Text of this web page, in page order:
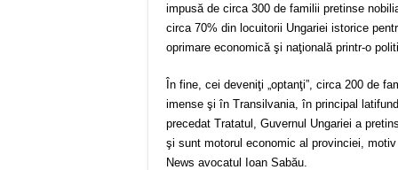
impusă de circa 300 de familii pretinse
circa 70% din locuitorii Ungariei istorice
oprimare economică şi naţională printr-o
În fine, cei deveniţi „optanţi”, circa 200 de
imense şi în Transilvania, în principal
precedat Tratatul, Guvernul Ungariei a
şi sunt motorul economic al provinciei,
News avocatul Ioan Sabău.